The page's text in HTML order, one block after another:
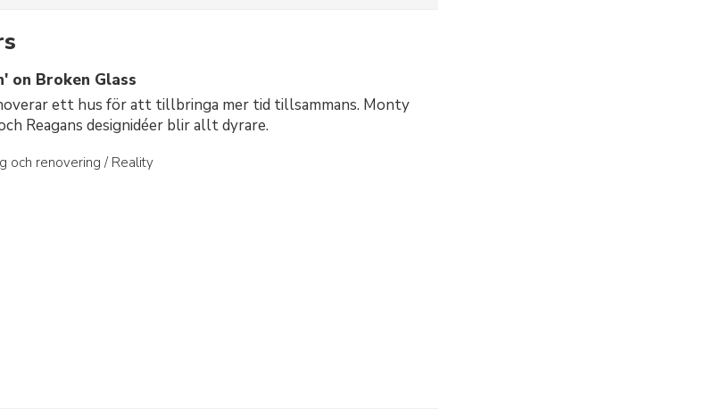
on Broken Glass
ett hus för att tillbringa mer tid tillsammans. Monty
Reagans designidéer blir allt dyrare.
och renovering / Reality